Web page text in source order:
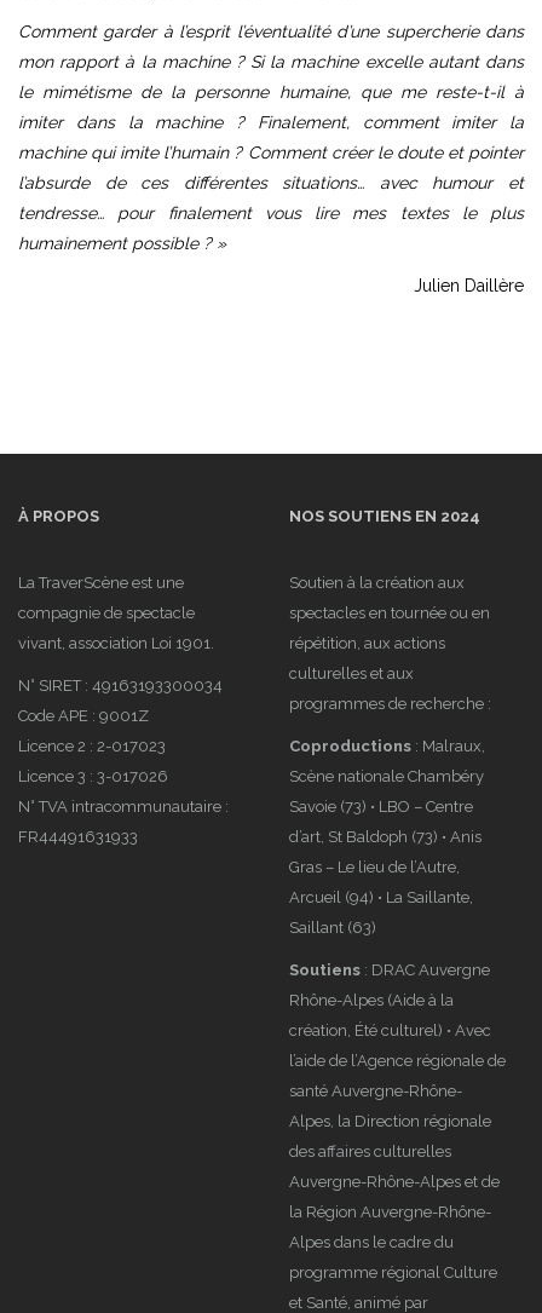
Comment garder à l’esprit l’éventualité d’une supercherie dans
mon rapport à la machine ? Si la machine excelle autant dans
le mimétisme de la personne humaine, que me reste-t-il à
imiter dans la machine ? Finalement, comment imiter la
machine qui imite l’humain ? Comment créer le doute et pointer
l’absurde de ces différentes situations… avec humour et
tendresse… pour finalement vous lire mes textes le plus
humainement possible ? »
Julien Daillère
À PROPOS
La TraverScène est une
compagnie de spectacle
vivant, association Loi 1901.
N° SIRET : 49163193300034
Code APE : 9001Z
Licence 2 : 2-017023
Licence 3 : 3-017026
N° TVA intracommunautaire :
FR44491631933
NOS SOUTIENS EN 2024
Soutien à la création aux
spectacles en tournée ou en
répétition, aux actions
culturelles et aux
programmes de recherche :
Coproductions : Malraux,
Scène nationale Chambéry
Savoie (73) • LBO – Centre
d’art, St Baldoph (73) • Anis
Gras – Le lieu de l’Autre,
Arcueil (94) • La Saillante,
Saillant (63)
Soutiens : DRAC Auvergne
Rhône-Alpes (Aide à la
création, Été culturel) • Avec
l’aide de l’Agence régionale de
santé Auvergne-Rhône-
Alpes, la Direction régionale
des affaires culturelles
Auvergne-Rhône-Alpes et de
la Région Auvergne-Rhône-
Alpes dans le cadre du
programme régional Culture
et Santé, animé par